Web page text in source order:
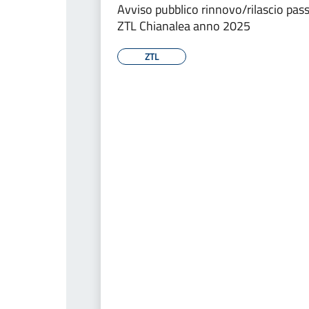
Avviso pubblico rinnovo/rilascio pass
ZTL Chianalea anno 2025
ZTL